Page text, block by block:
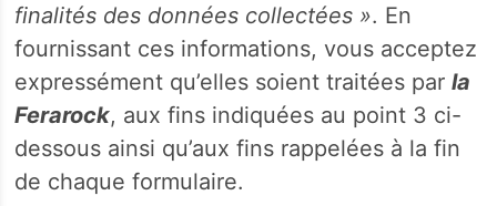
finalités des données collectées ». En
fournissant ces informations, vous acceptez
expressément qu’elles soient traitées parla
Ferarock, aux fins indiquées au point 3 ci-
dessous ainsi qu’aux fins rappelées à la fin
de chaque formulaire.